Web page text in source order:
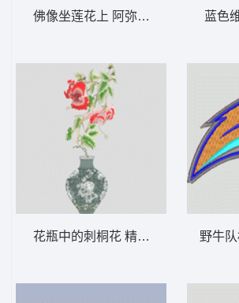
佛像坐莲花上 阿弥陀佛-如来-精品
花瓶中的刺桐花 精品花瓶-牡丹花
蓝色
野牛队